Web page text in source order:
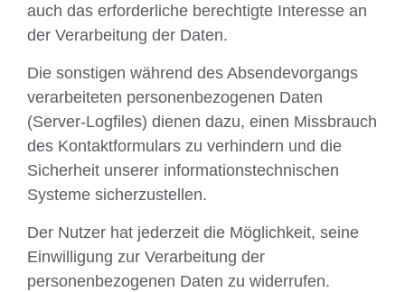
auch das erforderliche berechtigte Interesse an
der Verarbeitung der Daten.
Die sonstigen während des Absendevorgangs
verarbeiteten personenbezogenen Daten
(Server-Logfiles) dienen dazu, einen Missbrauch
des Kontaktformulars zu verhindern und die
Sicherheit unserer informationstechnischen
Systeme sicherzustellen.
Der Nutzer hat jederzeit die Möglichkeit, seine
Einwilligung zur Verarbeitung der
personenbezogenen Daten zu widerrufen.